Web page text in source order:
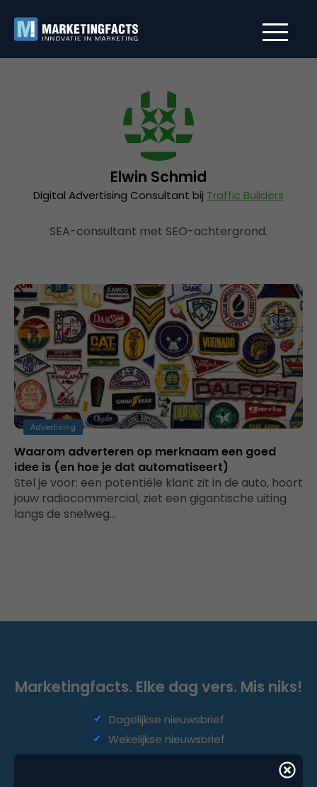
Elwin Schmid
Digital Advertising Consultant bij Traffic Builders
SEA-consultant met SEO-achtergrond.
Advertising
Waarom adverteren op merknaam een goed
idee is (en hoe je dat automatiseert)
Stel je voor: een potentiële klant zit in de auto, hoort
jouw radiocommercial, ziet een gigantische uiting
langs de snelweg…
Marketingfacts. Elke dag vers. Mis niks!
Dagelijkse nieuwsbrief
Wekelijkse nieuwsbrief